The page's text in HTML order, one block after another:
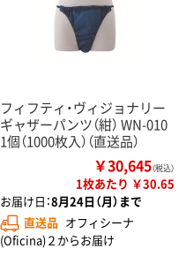
フィフティ・ヴィジョナリー
ギャザーパンツ（紺） WN-010
1個（1000枚入）（直送品）
￥30,645（税込）
1枚あたり ￥30.65
お届け日：8月24日（月）まで
直送品 オフィシーナ
(Oficina)２からお届け